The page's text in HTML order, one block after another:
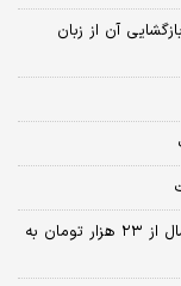
آن از زبان
افزایش نجومی قیمت لبنیات/ قیمت شیر طی یک سال از ۲۳ هزار تومان به